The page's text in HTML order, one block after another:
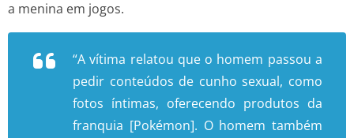
a menina em jogos.
“A vítima relatou que o homem passou a
pedir conteúdos de cunho sexual, como
fotos íntimas, oferecendo produtos da
franquia [Pokémon]. O homem também